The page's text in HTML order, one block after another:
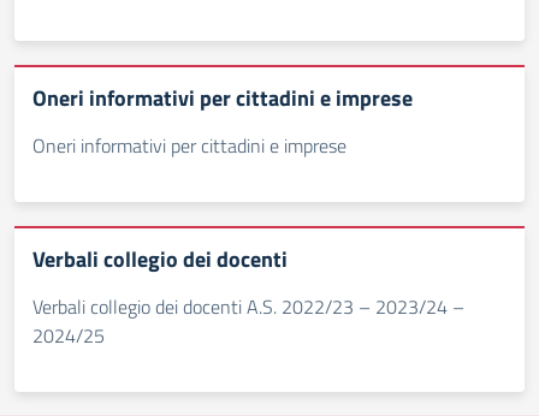
Oneri informativi per cittadini e imprese
Oneri informativi per cittadini e imprese
Verbali collegio dei docenti
Verbali collegio dei docenti A.S. 2022/23 – 2023/24 –
2024/25